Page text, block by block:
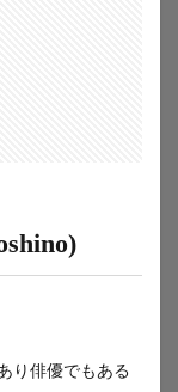
り俳優でもある